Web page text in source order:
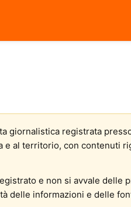
giornalistica registrata
e al territorio, con contenuti
e non si avvale
delle informazioni e delle